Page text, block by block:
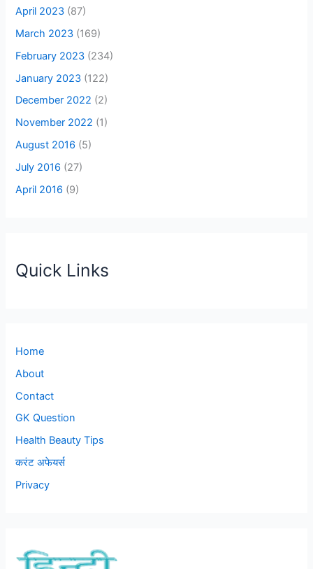
April 2023 (87)
March 2023 (169)
February 2023 (234)
January 2023 (122)
December 2022 (2)
November 2022 (1)
August 2016 (5)
July 2016 (27)
April 2016 (9)
Quick Links
Home
About
Contact
GK Question
Health Beauty Tips
करंट अफेयर्स
Privacy